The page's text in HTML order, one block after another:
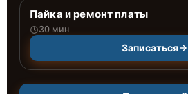
Пайка и ремонт платы
30 мин
Записаться